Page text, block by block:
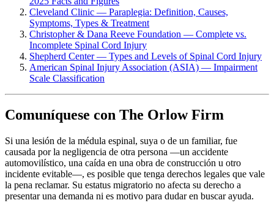
Cleveland Clinic — Paraplegia: Definition, Causes,
Symptoms, Types & Treatment
Christopher & Dana Reeve Foundation — Complete vs.
Incomplete Spinal Cord Injury
Shepherd Center — Types and Levels of Spinal Cord Injury
American Spinal Injury Association (ASIA) — Impairment
Scale Classification
Comuníquese con The Orlow Firm
Si una lesión de la médula espinal, suya o de un familiar, fue
causada por la negligencia de otra persona —un accidente
automovilístico, una caída en una obra de construcción u otro
incidente evitable—, es posible que tenga derechos legales que vale
la pena reclamar. Su estatus migratorio no afecta su derecho a
presentar una demanda ni es motivo para dudar en buscar ayuda.